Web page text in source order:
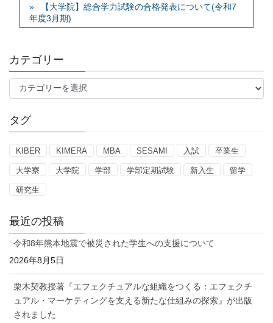
【大学院】総合学力試験の合格発表について(令和7
年度3月期)
カテゴリー
テ
リ
ー
タグ
KIBER KIMERA MBA SESAMI 入試 卒業生
大学寮 大学院 学部 学部定期試験 新入生 留学
研究生
最近の投稿
令和8年熊本地震で被災された学生への支援について
2026年8月5日
栗木契教授著『エフェクチュアルな組織をつくる：エフェクチ
ュアル・マーケティングを支える新たな仕組みの探索』が出版
されました